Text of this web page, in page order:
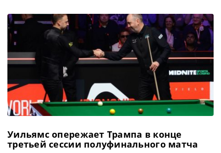
планирует перебраться на Ближний Восток. После
поражения в полуфинале Чемпионата мира от Чжао
Синьтуна со счетом 7-17, 49-летний Ронни […]
Уильямс опережает Трампа в конце
третьей сессии полуфинального матча